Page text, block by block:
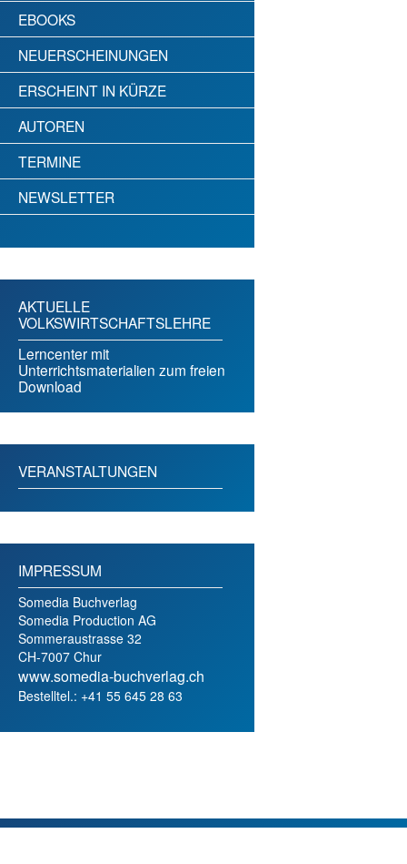
EBOOKS
NEUERSCHEINUNGEN
ERSCHEINT IN KÜRZE
AUTOREN
TERMINE
NEWSLETTER
AKTUELLE
VOLKSWIRTSCHAFTSLEHRE
Lerncenter mit
Unterrichtsmaterialien zum freien
Download
VERANSTALTUNGEN
IMPRESSUM
Somedia Buchverlag
Somedia Production AG
Sommeraustrasse 32
CH-7007 Chur
www.somedia-buchverlag.ch
Bestelltel.: +41 55 645 28 63